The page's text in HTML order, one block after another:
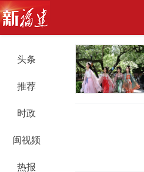
头条
推荐
时政
闽视频
热报